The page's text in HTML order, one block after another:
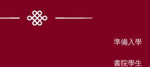
準備入學
書院學生